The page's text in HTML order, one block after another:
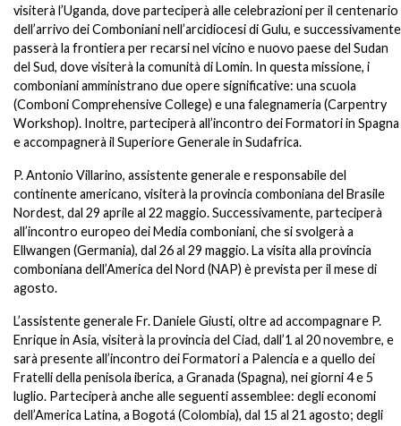
visiterà l’Uganda, dove parteciperà alle celebrazioni per il centenario
dell’arrivo dei Comboniani nell’arcidiocesi di Gulu, e successivamente
passerà la frontiera per recarsi nel vicino e nuovo paese del Sudan
del Sud, dove visiterà la comunità di Lomin. In questa missione, i
comboniani amministrano due opere significative: una scuola
(Comboni Comprehensive College) e una falegnameria (Carpentry
Workshop). Inoltre, parteciperà all’incontro dei Formatori in Spagna
e accompagnerà il Superiore Generale in Sudafrica.
P. Antonio Villarino, assistente generale e responsabile del
continente americano, visiterà la provincia comboniana del Brasile
Nordest, dal 29 aprile al 22 maggio. Successivamente, parteciperà
all’incontro europeo dei Media comboniani, che si svolgerà a
Ellwangen (Germania), dal 26 al 29 maggio. La visita alla provincia
comboniana dell’America del Nord (NAP) è prevista per il mese di
agosto.
L’assistente generale Fr. Daniele Giusti, oltre ad accompagnare P.
Enrique in Asia, visiterà la provincia del Ciad, dall’1 al 20 novembre, e
sarà presente all’incontro dei Formatori a Palencia e a quello dei
Fratelli della penisola iberica, a Granada (Spagna), nei giorni 4 e 5
luglio. Parteciperà anche alle seguenti assemblee: degli economi
dell’America Latina, a Bogotá (Colombia), dal 15 al 21 agosto; degli